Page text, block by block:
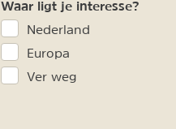
Waar ligt je interesse?
Nederland
Europa
Ver weg